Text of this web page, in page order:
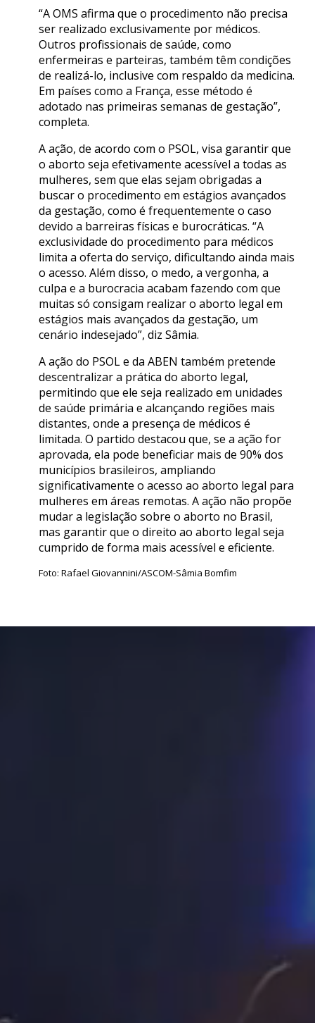
“A OMS afirma que o procedimento não precisa
ser realizado exclusivamente por médicos.
Outros profissionais de saúde, como
enfermeiras e parteiras, também têm condições
de realizá-lo, inclusive com respaldo da medicina.
Em países como a França, esse método é
adotado nas primeiras semanas de gestação”,
completa.
A ação, de acordo com o PSOL, visa garantir que
o aborto seja efetivamente acessível a todas as
mulheres, sem que elas sejam obrigadas a
buscar o procedimento em estágios avançados
da gestação, como é frequentemente o caso
devido a barreiras físicas e burocráticas. “A
exclusividade do procedimento para médicos
limita a oferta do serviço, dificultando ainda mais
o acesso. Além disso, o medo, a vergonha, a
culpa e a burocracia acabam fazendo com que
muitas só consigam realizar o aborto legal em
estágios mais avançados da gestação, um
cenário indesejado”, diz Sâmia.
A ação do PSOL e da ABEN também pretende
descentralizar a prática do aborto legal,
permitindo que ele seja realizado em unidades
de saúde primária e alcançando regiões mais
distantes, onde a presença de médicos é
limitada. O partido destacou que, se a ação for
aprovada, ela pode beneficiar mais de 90% dos
municípios brasileiros, ampliando
significativamente o acesso ao aborto legal para
mulheres em áreas remotas. A ação não propõe
mudar a legislação sobre o aborto no Brasil,
mas garantir que o direito ao aborto legal seja
cumprido de forma mais acessível e eficiente.
Foto: Rafael Giovannini/ASCOM-Sâmia Bomfim